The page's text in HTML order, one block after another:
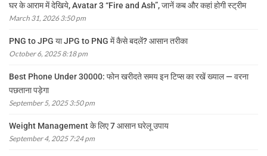
घर के आराम में देखिये, Avatar 3 “Fire and Ash”, जानें कब और कहां होगी स्ट्रीम
March 31, 2026 3:50 pm
PNG to JPG या JPG to PNG में कैसे बदलें? आसान तरीका
October 6, 2025 8:18 pm
Best Phone Under 30000: फोन खरीदते समय इन टिप्स का रखें ख्याल — वरना
पछताना पड़ेगा
September 5, 2025 3:50 pm
Weight Management के लिए 7 आसान घरेलू उपाय
September 4, 2025 7:24 pm